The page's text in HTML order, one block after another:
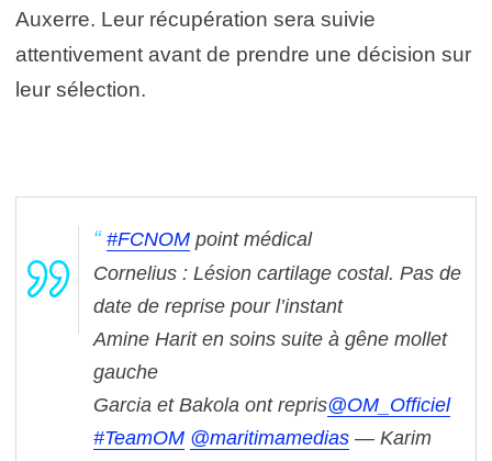
Auxerre. Leur récupération sera suivie
attentivement avant de prendre une décision sur
leur sélection.
#FCNOM point médical
Cornelius : Lésion cartilage costal. Pas de
date de reprise pour l’instant
Amine Harit en soins suite à gêne mollet
gauche
Garcia et Bakola ont repris@OM_Officiel
#TeamOM @maritimamedias — Karim